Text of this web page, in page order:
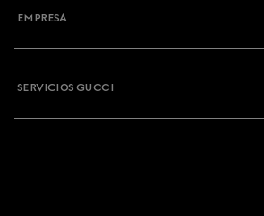
EMPRESA
SERVICIOS GUCCI